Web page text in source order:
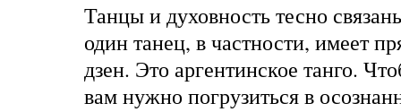
Танцы и духовность тесно
один танец, в частности, имеет
дзен. Это аргентинское танго.
вам нужно погрузиться в